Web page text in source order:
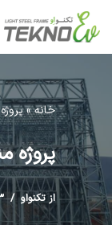
پرش
محتوا
خانه»
پروژه
از تکنواو ۳